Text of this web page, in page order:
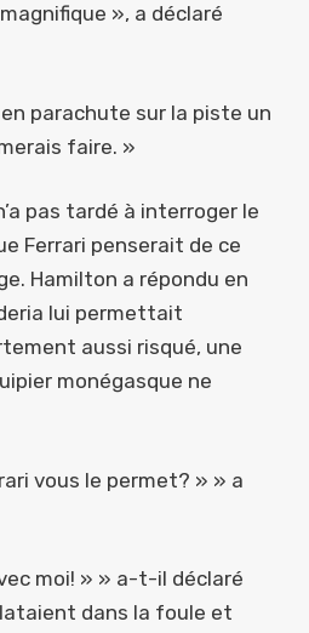
», a déclaré
parachute sur la piste un
faire. »
pas tardé à interroger le
Ferrari penserait de ce
Hamilton a répondu en
lui permettait
aussi risqué, une
monégasque ne
vous le permet? » » a
moi! » » a-t-il déclaré
dans la foule et